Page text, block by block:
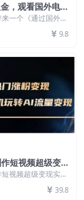
，观看国外电子
账号轻松日入6
一个《通过国外观
大，...
9.8
短视频超级变
部手机玩转短视
月)
视频超级变现实操
...
39.8